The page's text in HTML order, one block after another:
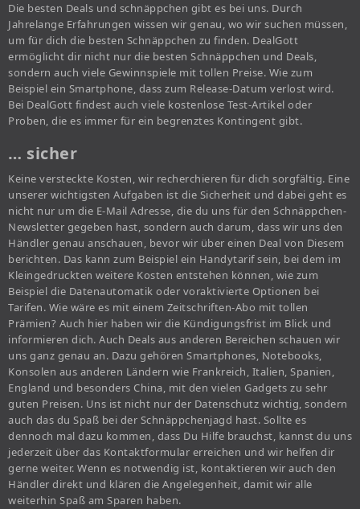
Die besten Deals und schnäppchen gibt es bei uns. Durch
Jahrelange Erfahrungen wissen wir genau, wo wir suchen müssen,
um für dich die besten Schnäppchen zu finden. DealGott
ermöglicht dir nicht nur die besten Schnäppchen und Deals,
sondern auch viele Gewinnspiele mit tollen Preise. Wie zum
Beispiel ein Smartphone, dass zum Release-Datum verlost wird.
Bei DealGott findest auch viele kostenlose Test-Artikel oder
Proben, die es immer für ein begrenztes Kontingent gibt.
… sicher
Keine versteckte Kosten, wir recherchieren für dich sorgfältig. Eine
unserer wichtigsten Aufgaben ist die Sicherheit und dabei geht es
nicht nur um die E-Mail Adresse, die du uns für den Schnäppchen-
Newsletter gegeben hast, sondern auch darum, dass wir uns den
Händler genau anschauen, bevor wir über einen Deal von Diesem
berichten. Das kann zum Beispiel ein Handytarif sein, bei dem im
Kleingedruckten weitere Kosten entstehen können, wie zum
Beispiel die Datenautomatik oder voraktivierte Optionen bei
Tarifen. Wie wäre es mit einem Zeitschriften-Abo mit tollen
Prämien? Auch hier haben wir die Kündigungsfrist im Blick und
informieren dich. Auch Deals aus anderen Bereichen schauen wir
uns ganz genau an. Dazu gehören Smartphones, Notebooks,
Konsolen aus anderen Ländern wie Frankreich, Italien, Spanien,
England und besonders China, mit den vielen Gadgets zu sehr
guten Preisen. Uns ist nicht nur der Datenschutz wichtig, sondern
auch das du Spaß bei der Schnäppchenjagd hast. Sollte es
dennoch mal dazu kommen, dass Du Hilfe brauchst, kannst du uns
jederzeit über das Kontaktformular erreichen und wir helfen dir
gerne weiter. Wenn es notwendig ist, kontaktieren wir auch den
Händler direkt und klären die Angelegenheit, damit wir alle
weiterhin Spaß am Sparen haben.